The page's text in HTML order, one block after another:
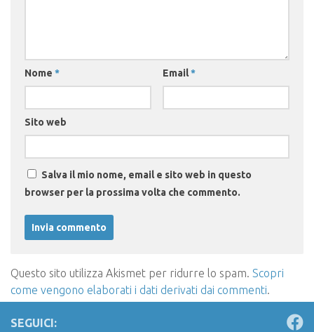
Nome * Email*
Sito web
Salva il mio nome, email e sito web in questo
browser per la prossima volta che commento.
Questo sito utilizza Akismet per ridurre lo spam. Scopri
come vengono elaborati i dati derivati dai commenti.
SEGUICI: